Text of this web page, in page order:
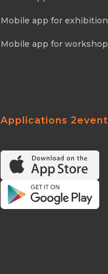
Mobile app for exhibition
Mobile app for workshop
Applications 2event